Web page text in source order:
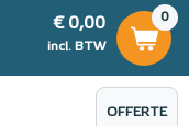
0
€ 0,00
incl. BTW
OFFERTE